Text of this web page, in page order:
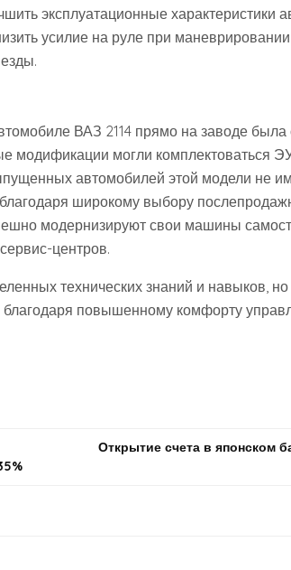
эксплуатационные характеристики
усилие на руле при
ВАЗ 2114 прямо на заводе была
модификации могли комплектоваться
автомобилей этой модели не
широкому выбору
модернизируют свои машины
центров.
технических знаний и навыков,
благодаря повышенному комфорту
Открытие счета в японском